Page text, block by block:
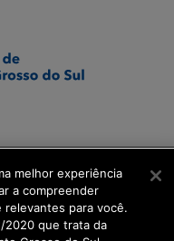
melhor experiência
a compreender
relevantes para você.
2020 que trata da